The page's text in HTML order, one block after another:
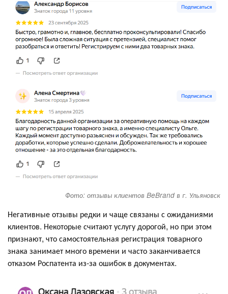
Фото: отзывы клиентов BeBrand в г. Ульяновск
Негативные отзывы редки и чаще связаны с ожиданиями
клиентов. Некоторые считают услугу дорогой, но при этом
признают, что самостоятельная регистрация товарного
знака занимает много времени и часто заканчивается
отказом Роспатента из-за ошибок в документах.